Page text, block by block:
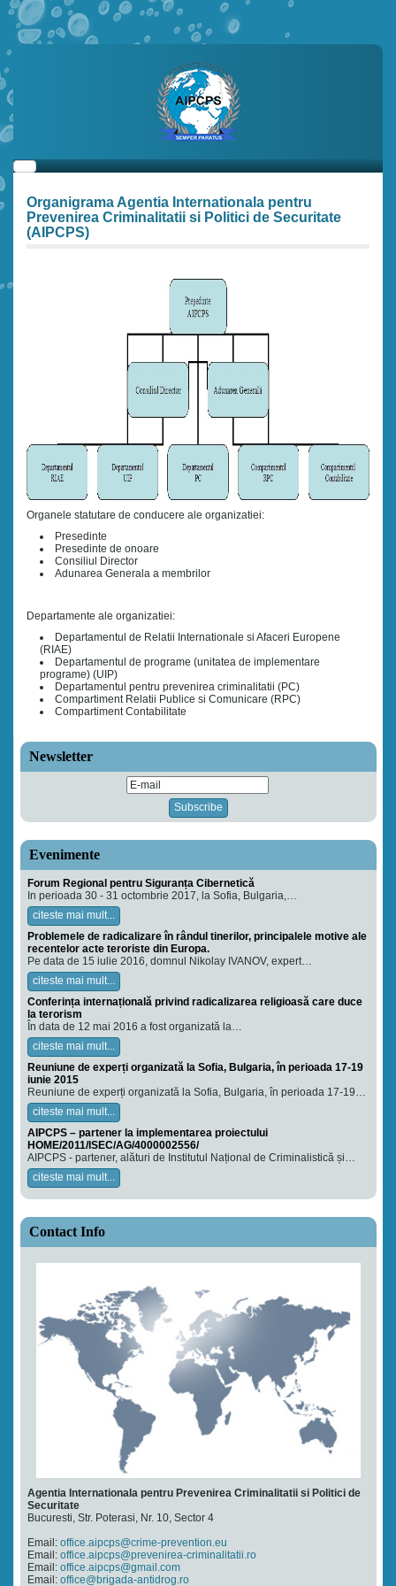
Organigrama Agentia Internationala pentru
Prevenirea Criminalitatii si Politici de Securitate
(AIPCPS)
Organele statutare de conducere ale organizatiei:
Presedinte
Presedinte de onoare
Consiliul Director
Adunarea Generala a membrilor
Departamente ale organizatiei:
Departamentul de Relatii Internationale si Afaceri Europene
(RIAE)
Departamentul de programe (unitatea de implementare
programe) (UIP)
Departamentul pentru prevenirea criminalitatii (PC)
Compartiment Relatii Publice si Comunicare (RPC)
Compartiment Contabilitate
Newsletter
Evenimente
Forum Regional pentru Siguranța Cibernetică
In perioada 30 - 31 octombrie 2017, la Sofia, Bulgaria,…
citeste mai mult...
Problemele de radicalizare în rândul tinerilor, principalele motive ale
recentelor acte teroriste din Europa.
Pe data de 15 iulie 2016, domnul Nikolay IVANOV, expert…
citeste mai mult...
Conferința internațională privind radicalizarea religioasă care duce
la terorism
În data de 12 mai 2016 a fost organizată la…
citeste mai mult...
Reuniune de experți organizată la Sofia, Bulgaria, în perioada 17-19
iunie 2015
Reuniune de experți organizată la Sofia, Bulgaria, în perioada 17-19…
citeste mai mult...
AIPCPS – partener la implementarea proiectului
HOME/2011/ISEC/AG/4000002556/
AIPCPS - partener, alături de Institutul Național de Criminalistică și…
citeste mai mult...
Contact Info
Agentia Internationala pentru Prevenirea Criminalitatii si Politici de
Securitate
Bucuresti, Str. Poterasi, Nr. 10, Sector 4
Email: office.aipcps@crime-prevention.eu
Email: office.aipcps@prevenirea-criminalitatii.ro
Email: office.aipcps@gmail.com
Email: office@brigada-antidrog.ro